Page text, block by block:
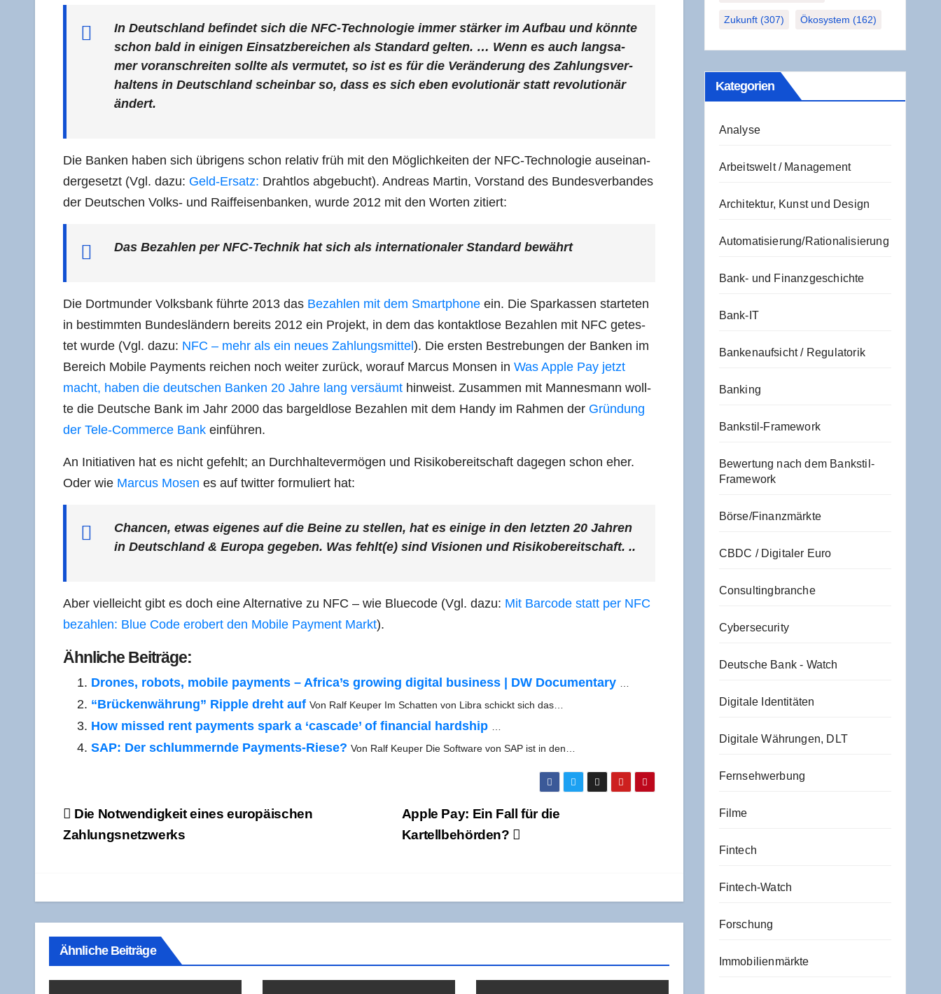
In Deutsch­land befin­det sich die NFC-Tech­no­lo­gie immer stär­ker im Auf­bau und könn­te
schon bald in eini­gen Ein­satz­be­rei­chen als Stan­dard gel­ten. … Wenn es auch lang­sa­
mer vor­an­schrei­ten soll­te als ver­mu­tet, so ist es für die Ver­än­de­rung des Zah­lungs­ver­
hal­tens in Deutsch­land schein­bar so, dass es sich eben evo­lu­tio­när statt revo­lu­tio­när
ändert.
Die Ban­ken haben sich übri­gens schon rela­tiv früh mit den Mög­lich­kei­ten der NFC-Tech­no­lo­gie aus­ein­an­
der­ge­setzt (Vgl. dazu: Geld-Ersatz: Draht­los abge­bucht). Andre­as Mar­tin, Vor­stand des Bun­des­ver­ban­des
der Deut­schen Volks- und Raiff­ei­sen­ban­ken, wur­de 2012 mit den Wor­ten zitiert:
Das Bezah­len per NFC-Tech­nik hat sich als inter­na­tio­na­ler Stan­dard bewährt
Die Dort­mun­der Volks­bank führ­te 2013 das Bezah­len mit dem Smart­phone ein. Die Spar­kas­sen star­te­ten
in bestimm­ten Bun­des­län­dern bereits 2012 ein Pro­jekt, in dem das kon­takt­lo­se Bezah­len mit NFC getes­
tet wur­de (Vgl. dazu: NFC – mehr als ein neu­es Zah­lungs­mit­tel ). Die ers­ten Bestre­bun­gen der Ban­ken im
Bereich Mobi­le Pay­ments rei­chen noch wei­ter zurück, wor­auf Mar­cus Mon­sen in Was Apple Pay jetzt
macht, haben die deut­schen Ban­ken 20 Jah­re lang ver­säumt hin­weist. Zusam­men mit Man­nes­mann woll­
te die Deut­sche Bank im Jahr 2000 das bar­geld­lo­se Bezah­len mit dem Han­dy im Rah­men der Grün­dung
der Tele-Com­mer­ce Bank einführen.
An Initia­ti­ven hat es nicht gefehlt; an Durch­hal­te­ver­mö­gen und Risi­ko­be­reit­schaft dage­gen schon eher.
Oder wie Mar­cus Mosen es auf twit­ter for­mu­liert hat:
Chan­cen, etwas eige­nes auf die Bei­ne zu stel­len, hat es eini­ge in den letz­ten 20 Jah­ren
in Deutsch­land & Euro­pa gege­ben. Was fehlt(e) sind Visio­nen und Risikobereitschaft. ..
Aber viel­leicht gibt es doch eine Alter­na­ti­ve zu NFC – wie Blue­code (Vgl. dazu: Mit Bar­code statt per NFC
bezah­len: Blue Code erobert den Mobi­le Pay­ment Markt).
Ähn­li­che Beiträge:
Dro­nes, robots, mobi­le pay­ments – Africa’s gro­wing digi­tal busi­ness | DW Docu­men­ta­ry
“Brü­cken­wäh­rung” Ripp­le dreht auf Von Ralf Keu­per Im Schat­ten von Libra schickt sich das…
How missed rent pay­ments spark a ‘cas­ca­de’ of finan­cial hard­ship
SAP: Der schlum­mern­de Pay­ments-Rie­se? Von Ralf Keu­per Die Soft­ware von SAP ist in den…
Beitragsnavigation
Apple Pay: Ein Fall für die
Kartellbehörden?
Die Not­wen­dig­keit eines euro­päi­schen
Zahlungsnetzwerks
Ähnliche Beiträge
Zukunft(307) Ökosystem (162)
Kate­go­rien
Analyse
Arbeitswelt / Management
Architektur, Kunst und Design
Automatisierung/Rationalisierung
Bank- und Finanzgeschichte
Bank-IT
Bankenaufsicht / Regulatorik
Banking
Bankstil-Framework
Bewertung nach dem Bankstil-
Framework
Börse/Finanzmärkte
CBDC / Digitaler Euro
Consultingbranche
Cybersecurity
Deutsche Bank - Watch
Digitale Identitäten
Digitale Währungen, DLT
Fernsehwerbung
Filme
Fintech
Fintech-Watch
Forschung
Immobilienmärkte